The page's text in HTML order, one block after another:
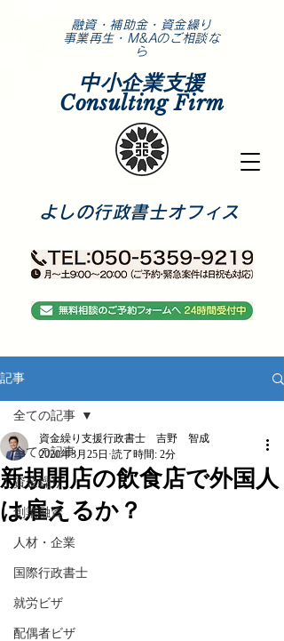
​融資・補助金・資金繰り
事業再生・M&Aのご相談な
ら
中小企業支援
Consulting Firm
​よしの行政書士オフィス
記事
全ての記事
資金繰り
創業融資
人材・企業
国際行政書士
就労ビザ
配偶者ビザ
全ての記事
新規開店の飲食店で外国人
は雇えるか？
資金繰り支援行政書士 吉野 智成
2020年3月25日 読了時間: 2分